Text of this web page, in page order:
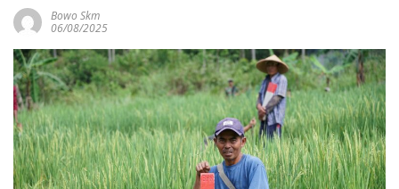
Bowo Skm
06/08/2025